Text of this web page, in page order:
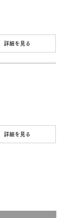
詳細を見る
詳細を見る